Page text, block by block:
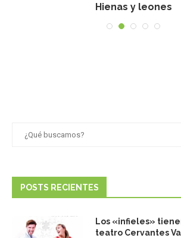
Hienas y leones
POSTS RECIENTES
Los «infieles»
teatro Cervantes